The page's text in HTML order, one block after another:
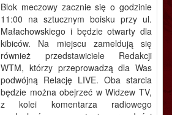
Blok meczowy zacznie się o godzinie
11:00 na sztucznym boisku przy ul.
Małachowskiego i będzie otwarty dla
kibiców. Na miejscu zameldują się
również przedstawiciele Redakcji
WTM, którzy przeprowadzą dla Was
podwójną Relację LIVE. Oba starcia
będzie można obejrzeć w Widzew TV,
z kolei komentarza radiowego